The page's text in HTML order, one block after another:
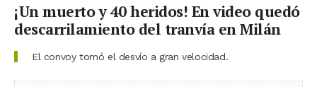
¡Un muerto y 40 heridos! En video quedó
descarrilamiento del tranvía en Milán
El convoy tomó el desvío a gran velocidad.